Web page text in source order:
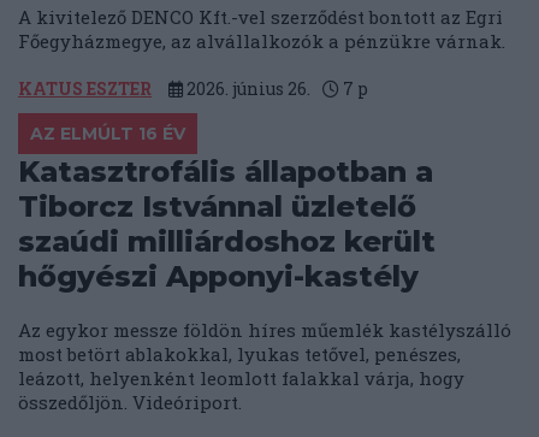
A kivitelező DENCO Kft.-vel szerződést bontott az Egri
Főegyházmegye, az alvállalkozók a pénzükre várnak.
KATUS ESZTER 2026. június 26. 7 p
AZ ELMÚLT 16 ÉV
Katasztrofális állapotban a
Tiborcz Istvánnal üzletelő
szaúdi milliárdoshoz került
hőgyészi Apponyi-kastély
Az egykor messze földön híres műemlék kastélyszálló
most betört ablakokkal, lyukas tetővel, penészes,
leázott, helyenként leomlott falakkal várja, hogy
összedőljön. Videóriport.